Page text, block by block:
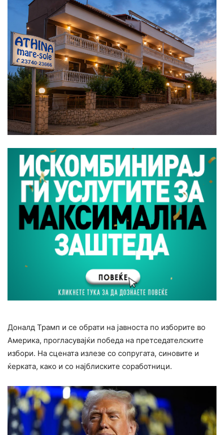
Доналд Трамп и се обрати на јавноста по изборите во
Америка, прогласувајќи победа на претседателските
избори. На сцената излезе со сопругата, синовите и
ќерката, како и со најблиските соработници.